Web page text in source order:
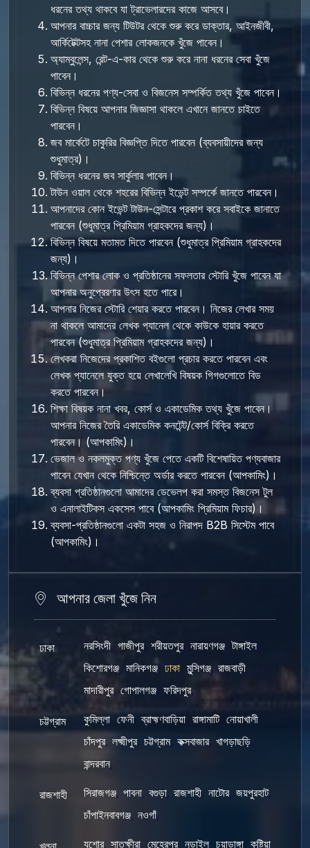
ধরনের তথ্য থাকবে যা ট্রাভেলারদের কাজে আসবে।
আপনার বাচ্চার জন্য টিউটর থেকে শুরু করে ডাক্তার, আইনজীবী,
আর্কিটেক্টসহ নানা পেশার লোকজনকে খুঁজে পাবেন।
অ্যাম্বুলেন্স, রেন্ট-এ-কার থেকে শুরু করে নানা ধরনের সেবা খুঁজে
পাবেন।
বিভিন্ন ধরনের পণ্য-সেবা ও বিজনেস সম্পর্কিত তথ্য খুঁজে পাবেন।
বিভিন্ন বিষয়ে আপনার জিজ্ঞাসা থাকলে এখানে জানতে চাইতে
পারবেন।
জব মার্কেটে চাকুরির বিজ্ঞপ্তি দিতে পারবেন (ব্যবসায়ীদের জন্য
শুধুমাত্র)।
বিভিন্ন ধরনের জব সার্কুলার পাবেন।
টাউন ওয়াল থেকে শহরের বিভিন্ন ইভেন্ট সম্পর্কে জানতে পারবেন।
আপনাদের কোন ইভেন্ট টাউন-সেন্টারে প্রকাশ করে সবাইকে জানাতে
পারবেন (শুধুমাত্র প্রিমিয়াম গ্রাহকদের জন্য)।
বিভিন্ন বিষয়ে মতামত দিতে পারবেন (শুধুমাত্র প্রিমিয়াম গ্রাহকদের
জন্য)।
বিভিন্ন পেশার লোক ও প্রতিষ্ঠানের সফলতার স্টোরি খুঁজে পাবেন যা
আপনার অনুপ্রেরণার উৎস হতে পারে।
আপনার নিজের স্টোরি শেয়ার করতে পারবেন। নিজের লেখার সময়
না থাকলে আমাদের লেখক প্যানেল থেকে কাউকে হায়ার করতে
পারবেন (শুধুমাত্র প্রিমিয়াম গ্রাহকদের জন্য)।
লেখকরা নিজেদের প্রকাশিত বইগুলো প্রচার করতে পারবেন এবং
লেখক প্যানেলে যুক্ত হয়ে লেখালেখি বিষয়ক গিগগুলোতে বিড
করতে পারবেন।
শিক্ষা বিষয়ক নানা খবর, কোর্স ও একাডেমিক তথ্য খুঁজে পাবেন।
আপনার নিজের তৈরি একাডেমিক কনটেন্ট/কোর্স বিক্রি করতে
পারবেন। (আপকামিং)।
ভেজাল ও নকলমুক্ত পণ্য খুঁজে পেতে একটি বিশেষায়িত পণ্যবাজার
পাবেন যেখান থেকে নিশ্চিন্তে অর্ডার করতে পারবেন (আপকামিং)।
ব্যবসা প্রতিষ্ঠানগুলো আমাদের ডেভেলপ করা সমস্ত বিজনেস টুল
ও এনালাইটিকস একসেস পাবে (আপকামিং প্রিমিয়াম ফিচার)।
ব্যবসা-প্রতিষ্ঠানগুলো একটা সহজ ও নিরাপদ B2B সিস্টেম পাবে
(আপকামিং)।
আপনার জেলা খুঁজে নিন
ঢাকা নরসিংদী গাজীপুর, শরীয়তপুর, নারায়ণগঞ্জ, টাঙ্গাইল,
কিশোরগঞ্জ মানিকগঞ্জ, ঢাকা মুন্সিগঞ্জ রাজবাড়ী,
মাদারীপুর, গোপালগঞ্জ ফরিদপুর,
চট্টগ্রাম কুমিল্লা ফেনী ব্রাহ্মণবাড়িয়া, রাঙ্গামাটি, নোয়াখালী
চাঁদপুর, লক্ষ্মীপুর, চট্টগ্রাম, কক্সবাজার, খাগড়াছড়ি
বান্দরবান,
রাজশাহী সিরাজগঞ্জ, পাবনা বগুড়া রাজশাহী নাটোর, জয়পুরহাট,
চাঁপাইনবাবগঞ্জ নওগাঁ
যশোর, সাতক্ষীরা মেহেরপুর, নড়াইল, চুয়াডাঙ্গা কুষ্টিয়া